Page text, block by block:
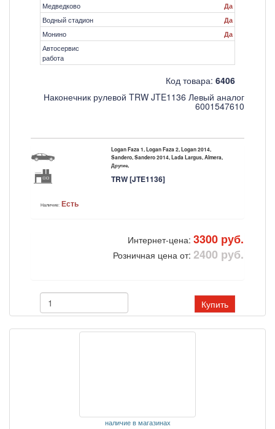
Медведково
Да
Водный стадион
Да
Монино
Да
Автосервис
работа
Код товара: 6406
Наконечник рулевой TRW JTE1136 Левый аналог
6001547610
Logan Faza 1, Logan Faza 2, Logan 2014,
Sandero, Sandero 2014, Lada Largus, Almera,
Другие,
TRW [JTE1136]
Наличие: Есть
Интернет-цена: 3300 руб.
Розничная цена от: 2400 руб.
Купить
наличие в магазинах